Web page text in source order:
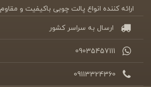
ارائه کننده انواع پالت چوبی باکیفیت و
ارسال به سراسر کشور
09035457111
09113324360